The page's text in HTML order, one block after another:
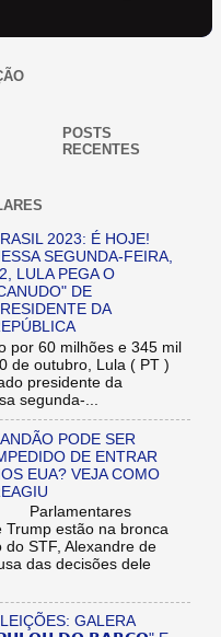
POSTS
RECENTES
2023: É HOJE!
SEGUNDA-FEIRA,
LULA PEGA O
DE
DA
60 milhões e 345 mil
de outubro, Lula ( PT )
presidente da
segunda-...
PODE SER
DE ENTRAR
EUA? VEJA COMO
Trump estão na bronca
do STF, Alexandre de
das decisões dele
GALERA